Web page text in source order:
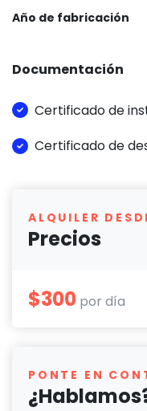
Año de fabricación
Documentación
Certificado de
Certificado de
ALQUILER
Precios
$300 por día
PONTE EN